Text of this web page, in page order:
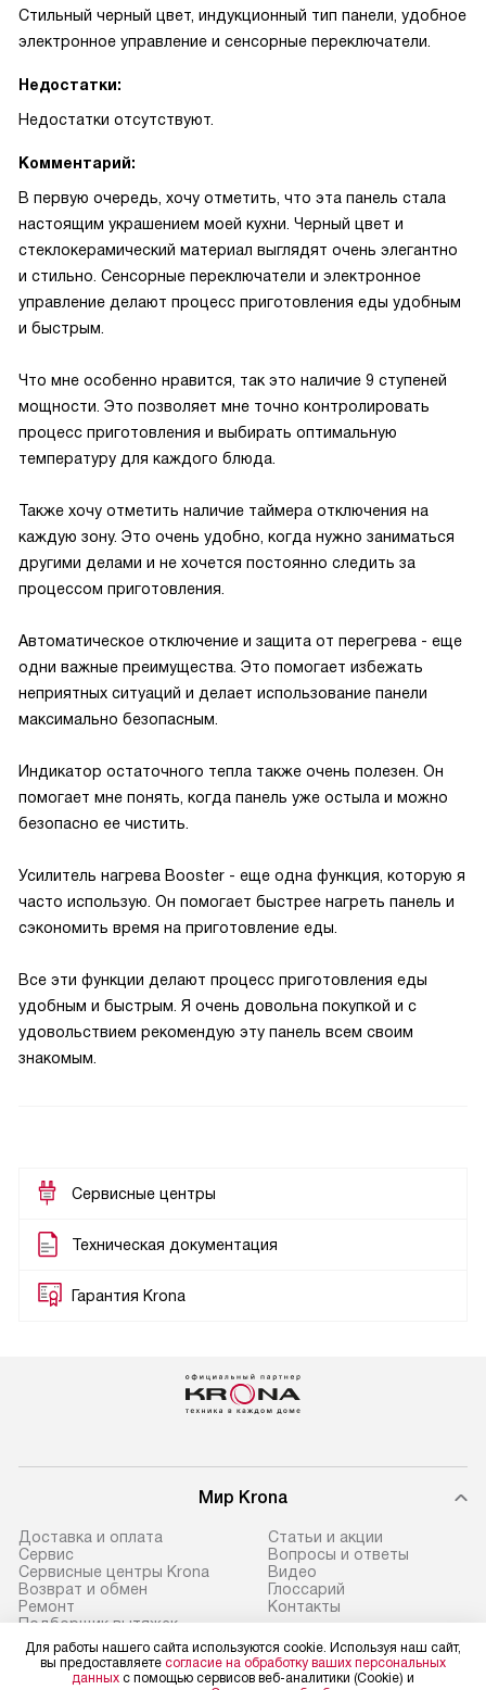
Стильный черный цвет, индукционный тип панели, удобное
электронное управление и сенсорные переключатели.
Недостатки:
Недостатки отсутствуют.
Комментарий:
В первую очередь, хочу отметить, что эта панель стала
настоящим украшением моей кухни. Черный цвет и
стеклокерамический материал выглядят очень элегантно
и стильно. Сенсорные переключатели и электронное
управление делают процесс приготовления еды удобным
и быстрым.
Что мне особенно нравится, так это наличие 9 ступеней
мощности. Это позволяет мне точно контролировать
процесс приготовления и выбирать оптимальную
температуру для каждого блюда.
Также хочу отметить наличие таймера отключения на
каждую зону. Это очень удобно, когда нужно заниматься
другими делами и не хочется постоянно следить за
процессом приготовления.
Автоматическое отключение и защита от перегрева - еще
одни важные преимущества. Это помогает избежать
неприятных ситуаций и делает использование панели
максимально безопасным.
Индикатор остаточного тепла также очень полезен. Он
помогает мне понять, когда панель уже остыла и можно
безопасно ее чистить.
Усилитель нагрева Booster - еще одна функция, которую я
часто использую. Он помогает быстрее нагреть панель и
сэкономить время на приготовление еды.
Все эти функции делают процесс приготовления еды
удобным и быстрым. Я очень довольна покупкой и с
удовольствием рекомендую эту панель всем своим
знакомым.
Сервисные центры
Техническая документация
Гарантия Krona
Мир Krona
Доставка и оплата
Сервис
Сервисные центры Krona
Возврат и обмен
Ремонт
Подборщик вытяжек
Статьи и акции
Вопросы и ответы
Видео
Глоссарий
Контакты
Для работы нашего сайта используются cookie. Используя наш сайт,
вы предоставляете согласие на обработку ваших персональных
данных с помощью сервисов веб-аналитики (Cookie) и